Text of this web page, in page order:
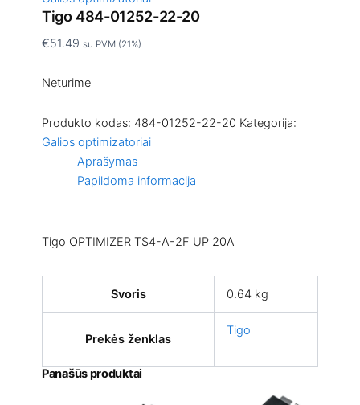
Tigo 484-01252-22-20
€51.49 su PVM (21%)
Neturime
Produkto kodas: 484-01252-22-20 Kategorija:
Galios optimizatoriai
Aprašymas
Papildoma informacija
Tigo OPTIMIZER TS4-A-2F UP 20A
Svoris 0.64 kg
Prekės ženklas
Tigo
Panašūs produktai